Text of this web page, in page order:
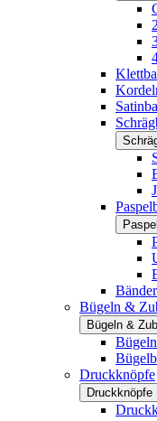
Bügeln &
Bügeln &
Druckknöpfe
Druckknöpfe